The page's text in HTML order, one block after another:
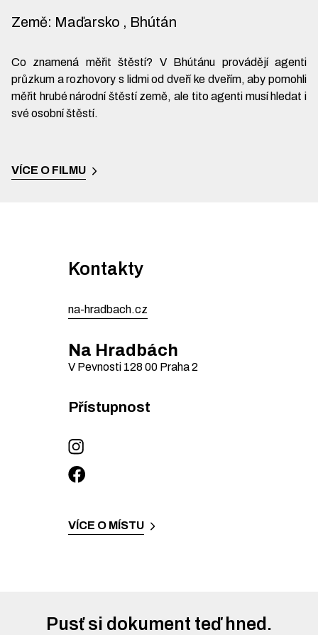
Země: Maďarsko , Bhútán
Co znamená měřit štěstí? V Bhútánu provádějí agenti
průzkum a rozhovory s lidmi od dveří ke dveřím, aby pomohli
měřit hrubé národní štěstí země, ale tito agenti musí hledat i
své osobní štěstí.
VÍCE O FILMU
Kontakty
na-hradbach.cz
Na Hradbách
V Pevnosti 128 00 Praha 2
Přístupnost
VÍCE O MÍSTU
Pusť si dokument teď hned.